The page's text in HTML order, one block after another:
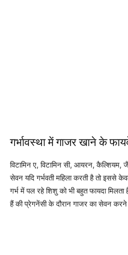
गर्भावस्था में गाजर खाने के
विटामिन ए, विटामिन सी, आयरन, कैल्शियम,
सेवन यदि गर्भवती महिला करती है तो इससे
गर्भ में पल रहे शिशु को भी बहुत फायदा
हैं की प्रेगनेंसी के दौरान गाजर का सेवन